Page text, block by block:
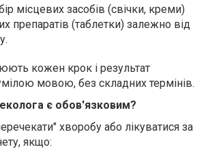
місцевих засобів (свічки, креми)
препаратів (таблетки) залежно від
кожен крок і результат
мовою, без складних термінів.
є обов'язковим?
хворобу або лікуватися за
якщо: